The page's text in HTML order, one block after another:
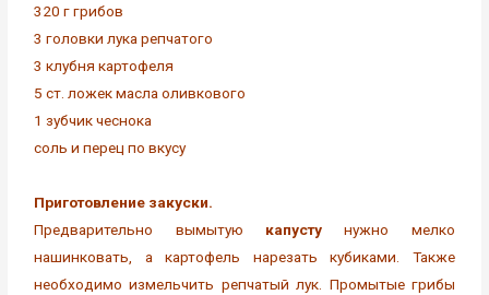
320 г грибов
3 головки лука репчатого
3 клубня картофеля
5 ст. ложек масла оливкового
1 зубчик чеснока
соль и перец по вкусу
Приготовление закуски.
Предварительно вымытую капустунужно мелко
нашинковать, а картофель нарезать кубиками. Также
необходимо измельчить репчатый лук. Промытые грибы